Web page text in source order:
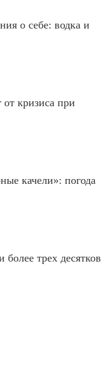
о себе: водка и
кризиса при
качели»: погода
трех десятков